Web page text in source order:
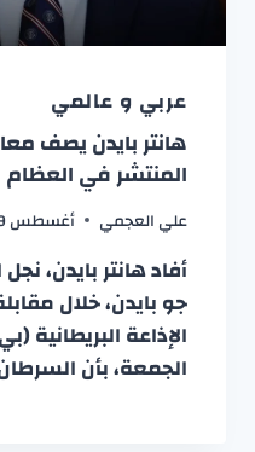
عربي و عالمي
هانتر بايدن يصف
المنتشر في العظام
علي العجمي أغسطس 9, 2026
أفاد هانتر بايدن،
جو بايدن، خلال
الإذاعة
الجمعة، بأن